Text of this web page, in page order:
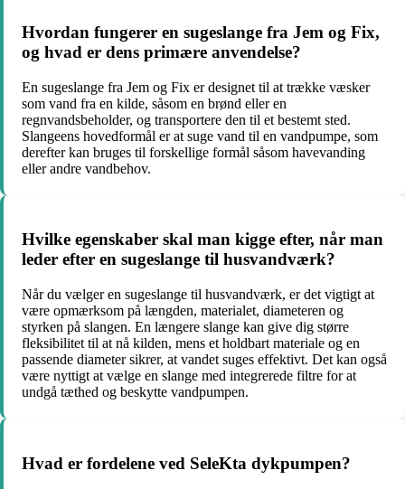
Hvordan fungerer en sugeslange fra Jem og Fix,
og hvad er dens primære anvendelse?
En sugeslange fra Jem og Fix er designet til at trække væsker
som vand fra en kilde, såsom en brønd eller en
regnvandsbeholder, og transportere den til et bestemt sted.
Slangeens hovedformål er at suge vand til en vandpumpe, som
derefter kan bruges til forskellige formål såsom havevanding
eller andre vandbehov.
Hvilke egenskaber skal man kigge efter, når man
leder efter en sugeslange til husvandværk?
Når du vælger en sugeslange til husvandværk, er det vigtigt at
være opmærksom på længden, materialet, diameteren og
styrken på slangen. En længere slange kan give dig større
fleksibilitet til at nå kilden, mens et holdbart materiale og en
passende diameter sikrer, at vandet suges effektivt. Det kan også
være nyttigt at vælge en slange med integrerede filtre for at
undgå tæthed og beskytte vandpumpen.
Hvad er fordelene ved SeleKta dykpumpen?